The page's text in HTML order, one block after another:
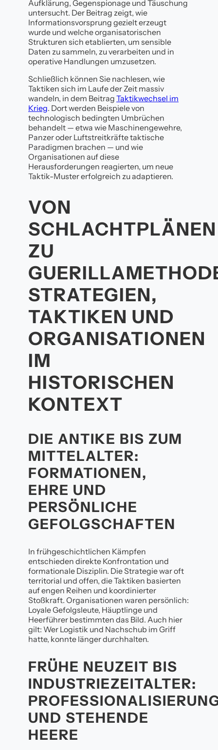
Aufklärung, Gegenspionage und Täuschung
untersucht. Der Beitrag zeigt, wie
Informationsvorsprung gezielt erzeugt
wurde und welche organisatorischen
Strukturen sich etablierten, um sensible
Daten zu sammeln, zu verarbeiten und in
operative Handlungen umzusetzen.
Schließlich können Sie nachlesen, wie
Taktiken sich im Laufe der Zeit massiv
wandeln, in dem Beitrag Taktikwechsel im
Krieg. Dort werden Beispiele von
technologisch bedingten Umbrüchen
behandelt — etwa wie Maschinengewehre,
Panzer oder Luftstreitkräfte taktische
Paradigmen brachen — und wie
Organisationen auf diese
Herausforderungen reagierten, um neue
Taktik-Muster erfolgreich zu adaptieren.
VON
SCHLACHTPLÄNEN
ZU
STRATEGIEN,
TAKTIKEN UND
ORGANISATIONEN
IM
HISTORISCHEN
KONTEXT
DIE ANTIKE BIS ZUM
MITTELALTER:
FORMATIONEN,
EHRE UND
PERSÖNLICHE
GEFOLGSCHAFTEN
In frühgeschichtlichen Kämpfen
entschieden direkte Konfrontation und
formationale Disziplin. Die Strategie war oft
territorial und offen, die Taktiken basierten
auf engen Reihen und koordinierter
Stoßkraft. Organisationen waren persönlich:
Loyale Gefolgsleute, Häuptlinge und
Heerführer bestimmten das Bild. Auch hier
gilt: Wer Logistik und Nachschub im Griff
hatte, konnte länger durchhalten.
FRÜHE NEUZEIT BIS
INDUSTRIEZEITALTER:
UND STEHENDE
HEERE